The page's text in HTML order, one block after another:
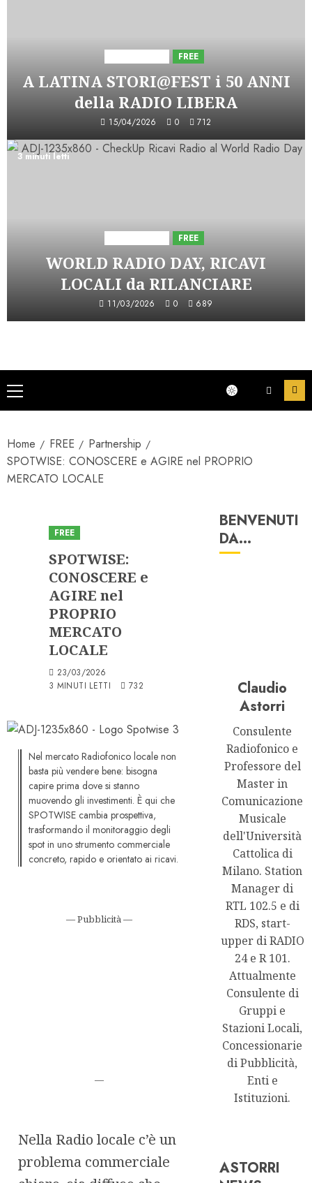
FREE
A LATINA STORI@FEST i 50 ANNI
della RADIO LIBERA
15/04/2026 0 712
3 minuti letti
FREE
WORLD RADIO DAY, RICAVI
LOCALI da RILANCIARE
11/03/2026 0 689
Menu
principale
Home FREE
Partnership
SPOTWISE: CONOSCERE e AGIRE nel PROPRIO
MERCATO LOCALE
FREE
SPOTWISE:
CONOSCERE e
AGIRE nel
PROPRIO
MERCATO
LOCALE
23/03/2026
3 MINUTI LETTI
732
Nel mercato Radiofonico locale non
basta più vendere bene: bisogna
capire prima dove si stanno
muovendo gli investimenti. È qui che
SPOTWISE cambia prospettiva,
trasformando il monitoraggio degli
spot in uno strumento commerciale
concreto, rapido e orientato ai ricavi.
— Pubblicità —
—
Nella Radio locale c’è un
problema commerciale
BENVENUTI
DA…
Claudio
Astorri
Consulente
Radiofonico e
Professore del
Master in
Comunicazione
Musicale
dell'Università
Cattolica di
Milano. Station
Manager di
RTL 102.5 e di
RDS, start-
upper di RADIO
24 e R 101.
Attualmente
Consulente di
Gruppi e
Stazioni Locali,
Concessionarie
di Pubblicità,
Enti e
Istituzioni.
ASTORRI